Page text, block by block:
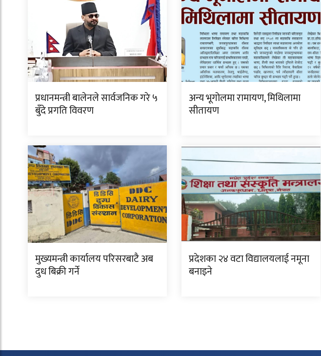
प्रधानमन्त्री बालेनले सार्वजनिक गरे ५
बुँदे प्रगति विवरण
अन्य भूगोलमा रामायण, मिथिलामा
सीतायण
मुख्यमन्त्री कार्यालय परिसरबाटै अब
दुध बिक्री गर्ने
प्रदेशका २४ वटा विद्यालयलाई नमूना
बनाइने